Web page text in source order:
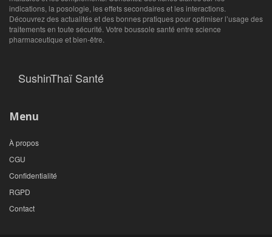
indications, la posologie, les effets secondaires et les interactions.
Découvrez des actualités et des bonnes pratiques pour optimiser l’usage des
traitements en toute sécurité. Votre boussole santé entre science
pharmaceutique et bien‑être.
SushinThaï Santé
Menu
À propos
CGU
Confidentialité
RGPD
Contact